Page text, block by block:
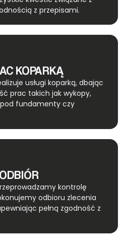
z przepisami.
KOPARKĄ
usługi koparką, dbając
prac takich jak wykopy,
fundamenty czy
kontrolę
odbioru zlecenia
pełną zgodność z